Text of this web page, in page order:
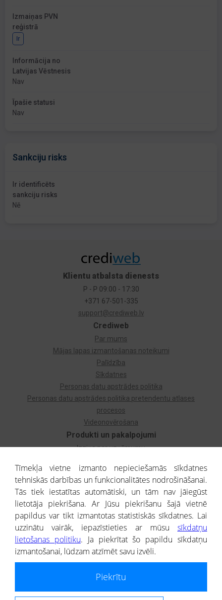
Izmaiņas PVN
reģistrā
Ir
Informācija no
Latvijas Vēstnesis
Nav
Īpašie statusi
Nav
Sankciju risks
Ir identificēts
sankciju risks
Nē
Produkti un pakalpojumi
Izziņa par uzņēmumu
Dzimtas koks
Uzņēmumu atlase
Monitorings
Kredītizziņa par ārvalstu uzņēmumiem
Crediweb
Par mums
Mājas lapas izmantošanas noteikumi
Palīdzība
Sīkdatnes
Personas datu apstrādes politika
Personas datu apstrādes politika pretendentu atlases
procesos
Videonovērošana
Klientu atbalsta dienests
P - P 09:00 - 17:30
+371 67-501-335
support@crediweb.lv
® CREDITREFORM Latvija
SIA
Portāla ietvaros saņemtajai informācijai ir uzziņas raksturs, un tai nav
Tīmekļa vietne izmanto nepieciešamās sīkdatnes
tehniskās darbības un funkcionalitātes nodrošināšanai.
Tās tiek iestatītas automātiski, un tām nav jāiegūst
lietotāja piekrišana. Ar Jūsu piekrišanu šajā vietnē
papildus var tikt izmantotas statistiskās sīkdatnes. Lai
uzzinātu vairāk, iepazīstieties ar mūsu sīkdatņu
lietošanas politiku. Ja piekrītat šo papildu sīkdatņu
izmantošanai, lūdzam atzīmēt savu izvēli.
Piekrītu